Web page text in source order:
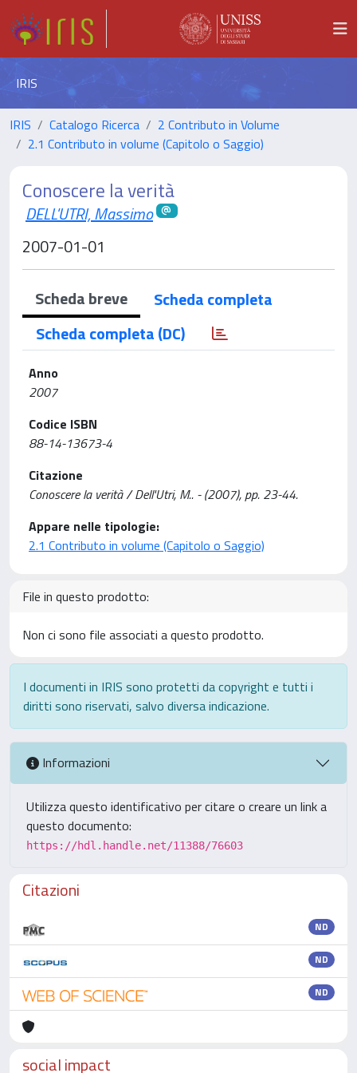
IRIS
IRIS Catalogo Ricerca
2 Contributo in Volume
2.1 Contributo in volume (Capitolo o Saggio)
Conoscere la verità
DELL'UTRI, Massimo
2007-01-01
Scheda breve
Scheda completa
Scheda completa (DC)
Anno
2007
Codice ISBN
88-14-13673-4
Citazione
Conoscere la verità / Dell'Utri, M.. - (2007), pp. 23-44.
Appare nelle tipologie:
2.1 Contributo in volume (Capitolo o Saggio)
File in questo prodotto:
Non ci sono file associati a questo prodotto.
I documenti in IRIS sono protetti da copyright e tutti i
diritti sono riservati, salvo diversa indicazione.
Informazioni
Utilizza questo identificativo per citare o creare un link a
questo documento:
https://hdl.handle.net/11388/76603
Citazioni
ND
ND
ND
social impact